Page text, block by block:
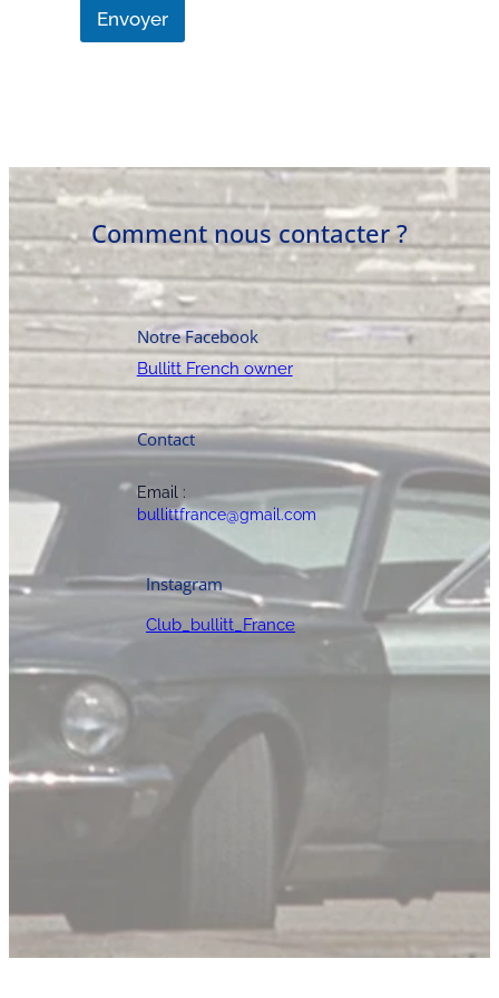
Envoyer
Comment nous contacter ?
Notre Facebook
Bullitt French owner
Contact
Email :
bullittfrance@gmail.com
Instagram
Club_bullitt_France